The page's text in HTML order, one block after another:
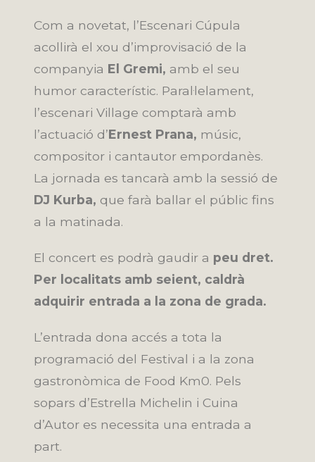
Com a novetat, l’Escenari Cúpula
acollirà el xou d’improvisació de la
companyia El Gremi, amb el seu
humor característic. Paral·lelament,
l’escenari Village comptarà amb
l’actuació d’Ernest Prana, músic,
compositor i cantautor empordanès.
La jornada es tancarà amb la sessió de
DJ Kurba, que farà ballar el públic fins
a la matinada.
El concert es podrà gaudir a peu dret.
Per localitats amb seient, caldrà
adquirir entrada a la zona de grada.
L’entrada dona accés a tota la
programació del Festival i a la zona
gastronòmica de Food Km0. Pels
sopars d’Estrella Michelin i Cuina
d’Autor es necessita una entrada a
part.